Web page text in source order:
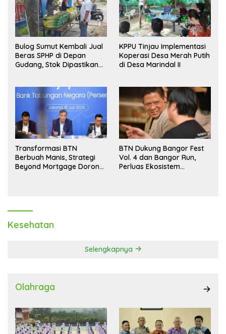
Bulog Sumut Kembali Jual
Beras SPHP di Depan
Gudang, Stok Dipastikan
KPPU Tinjau Implementasi
Koperasi Desa Merah Putih
di Desa Marindal II
Transformasi BTN
Berbuah Manis, Strategi
Beyond Mortgage Dorong
BTN Dukung Bangor Fest
Vol. 4 dan Bangor Run,
Perluas Ekosistem
Kesehatan
Selengkapnya
Olahraga